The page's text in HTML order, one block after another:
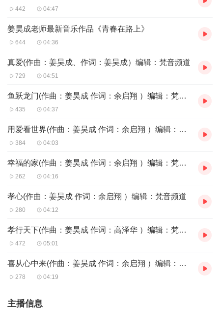
442 04:47
姜昊成老师最新音乐作品《青春在路上》
644 04:36
真爱(作曲：姜昊成、作词：姜昊成）编辑：梵音频道
729 04:51
鱼跃龙门(作曲：姜昊成 作词：余启翔 ）编辑：梵音频道
435 04:37
用爱看世界(作曲：姜昊成 作词：余启翔 ）编辑：梵音频道
384 04:03
幸福的家(作曲：姜昊成 作词：余启翔 ）编辑：梵音频道
262 04:16
孝心(作曲：姜昊成 作词：余启翔 ）编辑：梵音频道
280 04:12
孝行天下(作曲：姜昊成 作词：高泽华 ）编辑：梵音频道
472 05:01
喜从心中来(作曲：姜昊成 作词：余启翔 ）编辑：梵音频道
278 04:19
主播信息